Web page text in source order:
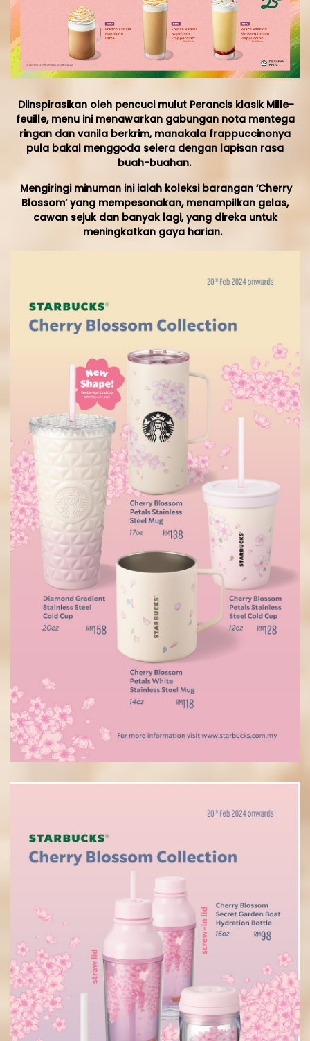
Diinspirasikan oleh pencuci mulut Perancis klasik Mille-
feuille, menu ini menawarkan gabungan nota mentega
ringan dan vanila berkrim, manakala frappuccinonya
pula bakal menggoda selera dengan lapisan rasa
buah-buahan.
Mengiringi minuman ini ialah koleksi barangan ‘Cherry
Blossom’ yang mempesonakan, menampilkan gelas,
cawan sejuk dan banyak lagi, yang direka untuk
meningkatkan gaya harian.